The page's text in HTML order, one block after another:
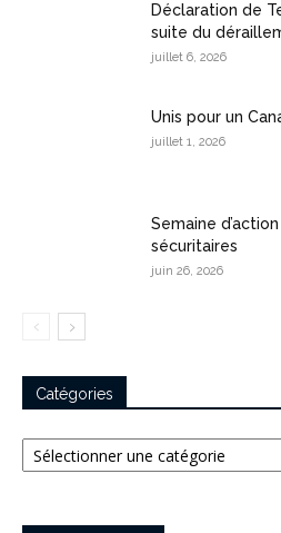
Déclaration de
suite du
juillet 6, 2026
Unis pour un
juillet 1, 2026
Semaine
sécuritaires
juin 26, 2026
Catégories
Catégories